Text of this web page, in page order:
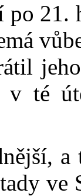
21.
té
ve